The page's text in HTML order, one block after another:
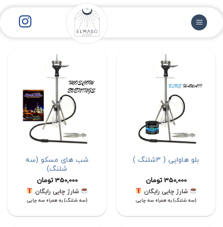
محتوا
بلو هاوایی ( 3شلنگ )
350,000 تومان
شارژ چایی رایگان
(سه شلنگ) به همراه سه چایی
شب های مسکو (سه
شلنگ)
350,000 تومان
شارژ چایی رایگان
(سه شلنگ) به همراه سه چایی